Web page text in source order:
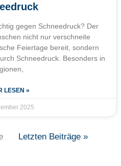
gegen Schneedruck? Der
nicht nur verschneite
Feiertage bereit, sondern
Schneedruck. Besonders in
LESEN »
2025
Letzten Beiträge »